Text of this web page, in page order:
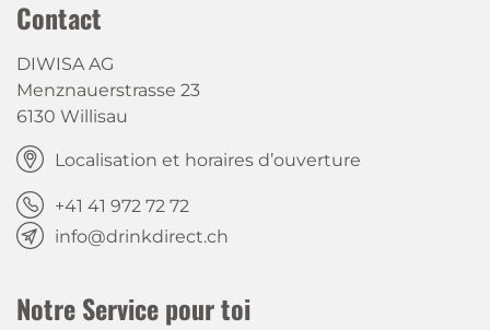
Contact
DIWISA AG
Menznauerstrasse 23
6130 Willisau
Localisation et horaires d’ouverture
+41 41 972 72 72
info@drinkdirect.ch
Notre Service pour toi